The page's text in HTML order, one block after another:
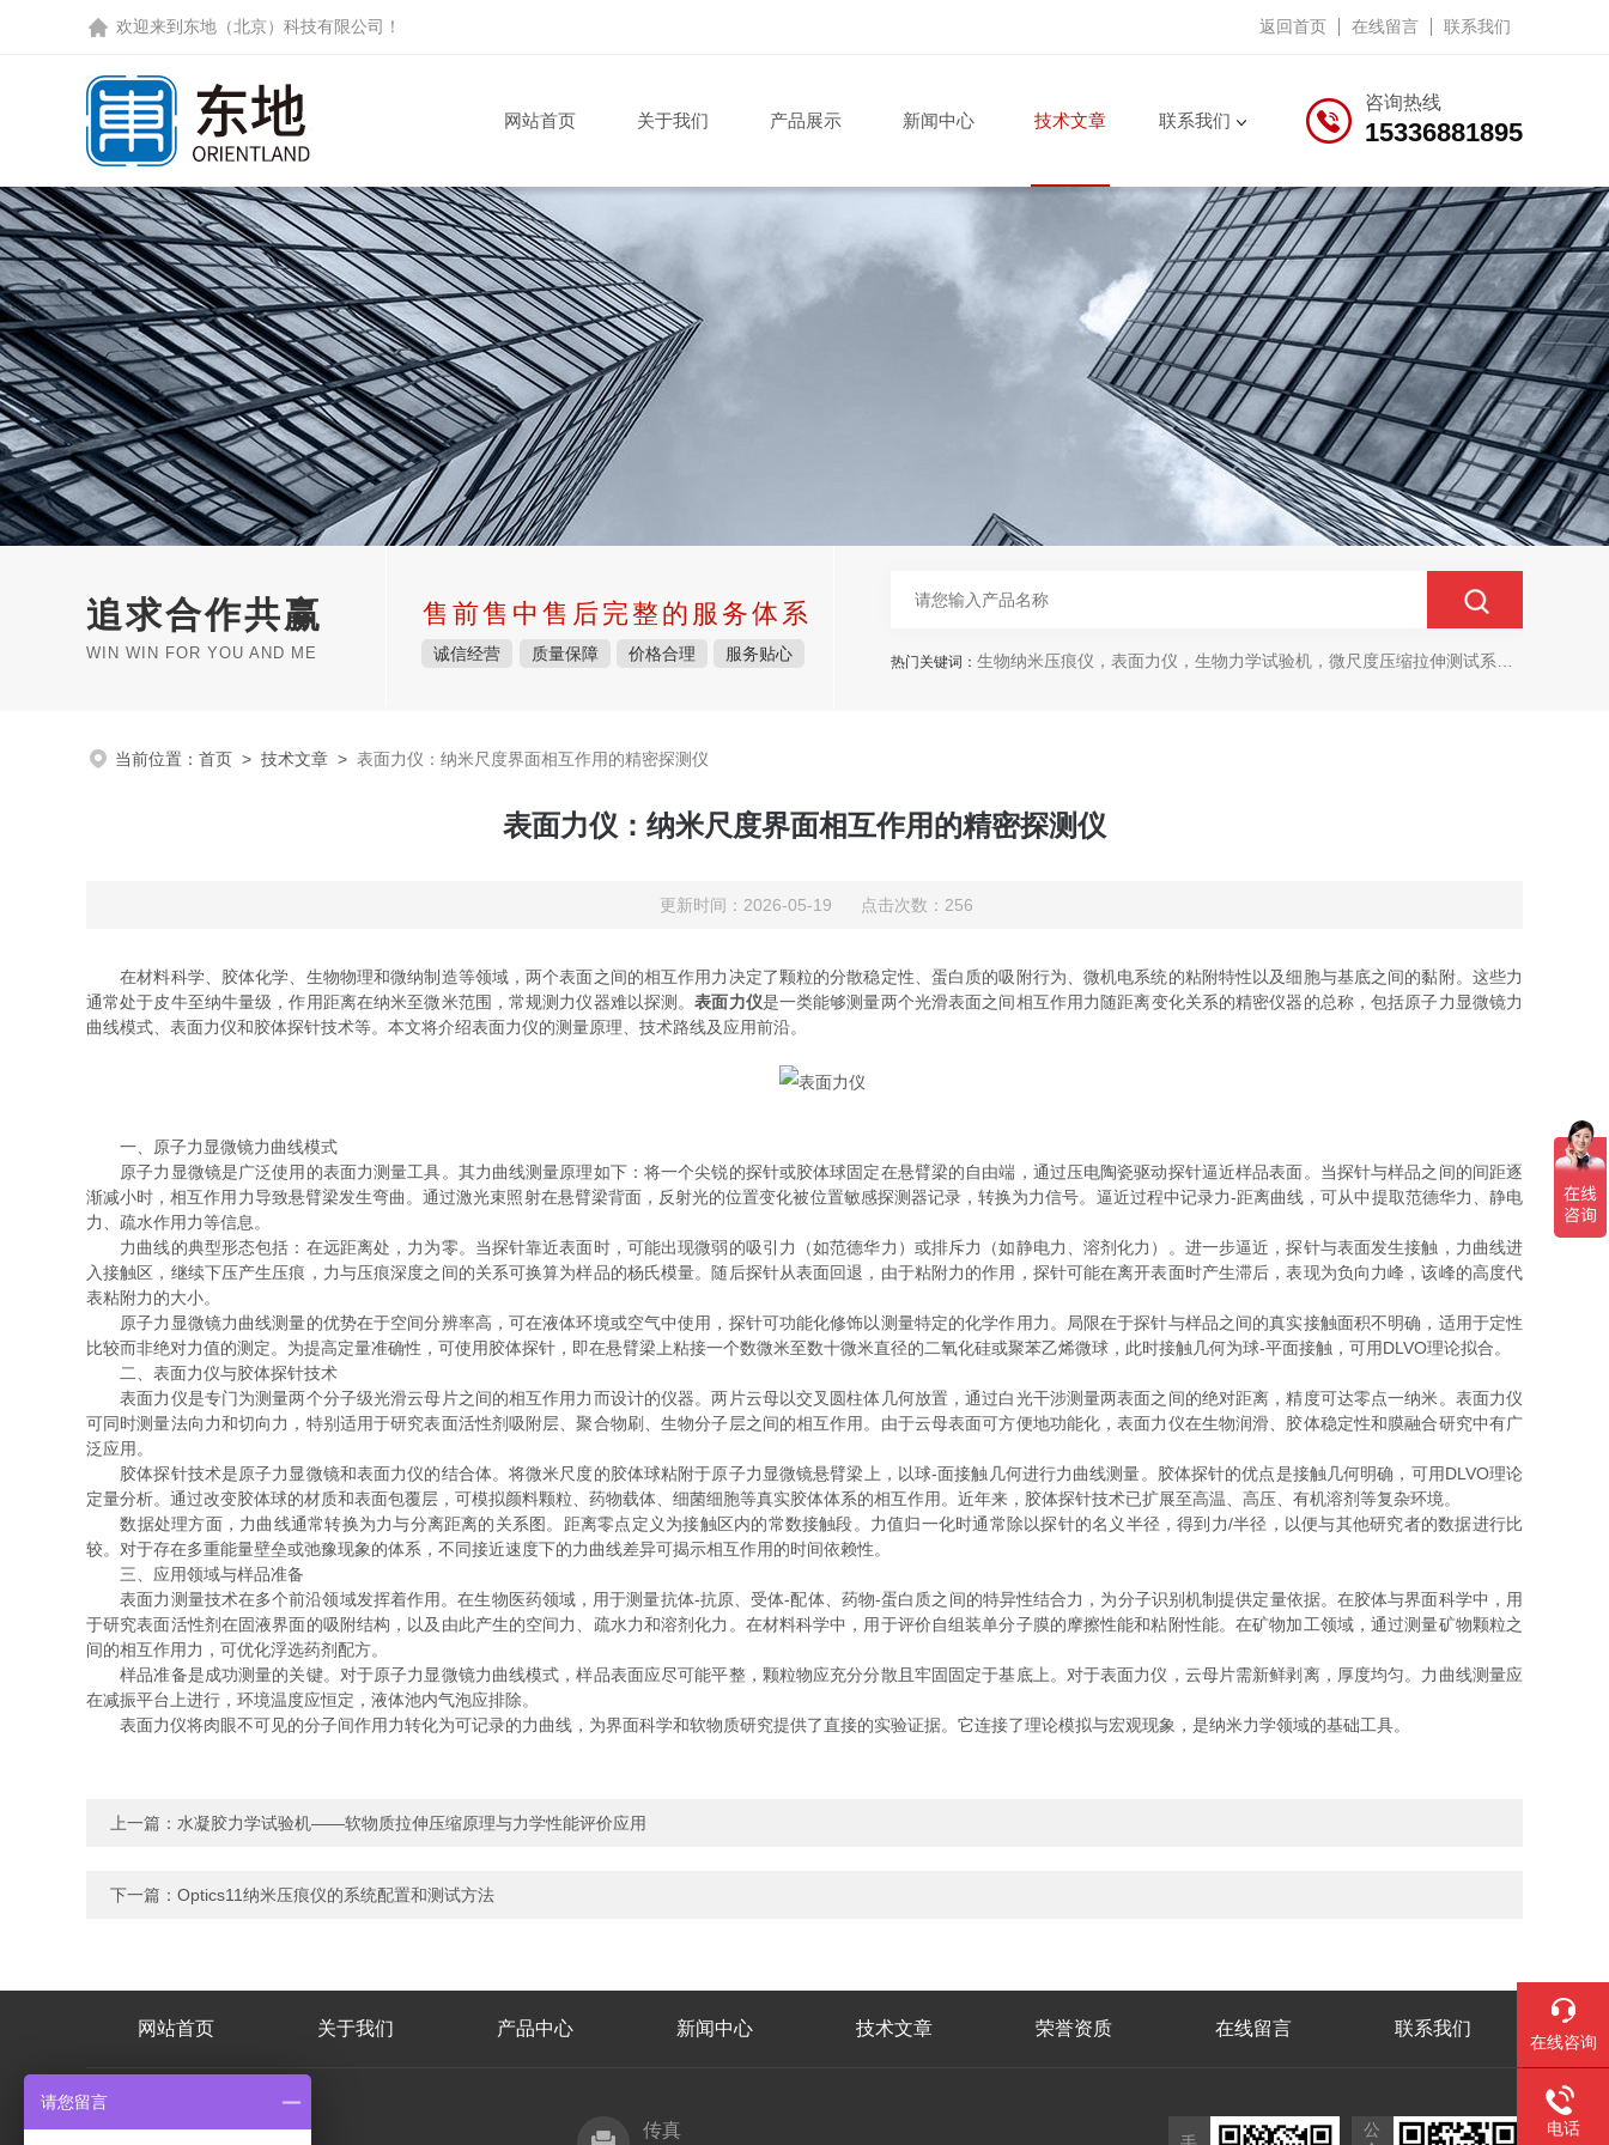
欢迎来到 东地（北京）科技有限公司 ！ 返回首页 在线留言 联系我们
咨询热线
15336881895
网站首页 关于我们 产品展示 新闻中心 技术文章 联系我们
追求合作共赢
WIN WIN FOR YOU AND ME
售前售中售后完整的服务体系
诚信经营 质量保障 价格合理 服务贴心 热门关键词： 生物纳米压痕仪，表面力仪，生物力学试验机，微尺度压缩拉伸测试系统，生物材料双轴力学测试系统，细胞拉伸仪，原子力探针，细胞流体剪切，细胞压缩，牵引力玻片
当前位置： 首页 > 技术文章 > 表面力仪：纳米尺度界面相互作用的精密探测仪
表面力仪：纳米尺度界面相互作用的精密探测仪
更新时间：2026-05-19 点击次数：256
在材料科学、胶体化学、生物物理和微纳制造等领域，两个表面之间的相互作用力决定了颗粒的分散稳定性、蛋白质的吸附行为、微机电系统的粘附特性以及细胞与基底之间的黏附。这些力
通常处于皮牛至纳牛量级，作用距离在纳米至微米范围，常规测力仪器难以探测。表面力仪是一类能够测量两个光滑表面之间相互作用力随距离变化关系的精密仪器的总称，包括原子力显微镜力
曲线模式、表面力仪和胶体探针技术等。本文将介绍表面力仪的测量原理、技术路线及应用前沿。
一、原子力显微镜力曲线模式
原子力显微镜是广泛使用的表面力测量工具。其力曲线测量原理如下：将一个尖锐的探针或胶体球固定在悬臂梁的自由端，通过压电陶瓷驱动探针逼近样品表面。当探针与样品之间的间距逐
渐减小时，相互作用力导致悬臂梁发生弯曲。通过激光束照射在悬臂梁背面，反射光的位置变化被位置敏感探测器记录，转换为力信号。逼近过程中记录力-距离曲线，可从中提取范德华力、静电
力、疏水作用力等信息。
力曲线的典型形态包括：在远距离处，力为零。当探针靠近表面时，可能出现微弱的吸引力（如范德华力）或排斥力（如静电力、溶剂化力）。进一步逼近，探针与表面发生接触，力曲线进
入接触区，继续下压产生压痕，力与压痕深度之间的关系可换算为样品的杨氏模量。随后探针从表面回退，由于粘附力的作用，探针可能在离开表面时产生滞后，表现为负向力峰，该峰的高度代
表粘附力的大小。
原子力显微镜力曲线测量的优势在于空间分辨率高，可在液体环境或空气中使用，探针可功能化修饰以测量特定的化学作用力。局限在于探针与样品之间的真实接触面积不明确，适用于定性
比较而非绝对力值的测定。为提高定量准确性，可使用胶体探针，即在悬臂梁上粘接一个数微米至数十微米直径的二氧化硅或聚苯乙烯微球，此时接触几何为球-平面接触，可用DLVO理论拟合。
二、表面力仪与胶体探针技术
表面力仪是专门为测量两个分子级光滑云母片之间的相互作用力而设计的仪器。两片云母以交叉圆柱体几何放置，通过白光干涉测量两表面之间的绝对距离，精度可达零点一纳米。表面力仪
可同时测量法向力和切向力，特别适用于研究表面活性剂吸附层、聚合物刷、生物分子层之间的相互作用。由于云母表面可方便地功能化，表面力仪在生物润滑、胶体稳定性和膜融合研究中有广
泛应用。
胶体探针技术是原子力显微镜和表面力仪的结合体。将微米尺度的胶体球粘附于原子力显微镜悬臂梁上，以球-面接触几何进行力曲线测量。胶体探针的优点是接触几何明确，可用DLVO理论
定量分析。通过改变胶体球的材质和表面包覆层，可模拟颜料颗粒、药物载体、细菌细胞等真实胶体体系的相互作用。近年来，胶体探针技术已扩展至高温、高压、有机溶剂等复杂环境。
数据处理方面，力曲线通常转换为力与分离距离的关系图。距离零点定义为接触区内的常数接触段。力值归一化时通常除以探针的名义半径，得到力/半径，以便与其他研究者的数据进行比
较。对于存在多重能量壁垒或弛豫现象的体系，不同接近速度下的力曲线差异可揭示相互作用的时间依赖性。
三、应用领域与样品准备
表面力测量技术在多个前沿领域发挥着作用。在生物医药领域，用于测量抗体-抗原、受体-配体、药物-蛋白质之间的特异性结合力，为分子识别机制提供定量依据。在胶体与界面科学中，用
于研究表面活性剂在固液界面的吸附结构，以及由此产生的空间力、疏水力和溶剂化力。在材料科学中，用于评价自组装单分子膜的摩擦性能和粘附性能。在矿物加工领域，通过测量矿物颗粒之
间的相互作用力，可优化浮选药剂配方。
样品准备是成功测量的关键。对于原子力显微镜力曲线模式，样品表面应尽可能平整，颗粒物应充分分散且牢固固定于基底上。对于表面力仪，云母片需新鲜剥离，厚度均匀。力曲线测量应
在减振平台上进行，环境温度应恒定，液体池内气泡应排除。
表面力仪将肉眼不可见的分子间作用力转化为可记录的力曲线，为界面科学和软物质研究提供了直接的实验证据。它连接了理论模拟与宏观现象，是纳米力学领域的基础工具。
上一篇： 水凝胶力学试验机——软物质拉伸压缩原理与力学性能评价应用
下一篇： Optics11纳米压痕仪的系统配置和测试方法
网站首页 关于我们 产品中心 新闻中心 技术文章 荣誉资质 在线留言 联系我们
联系人 传真
公
在线咨询
电话
请您留言